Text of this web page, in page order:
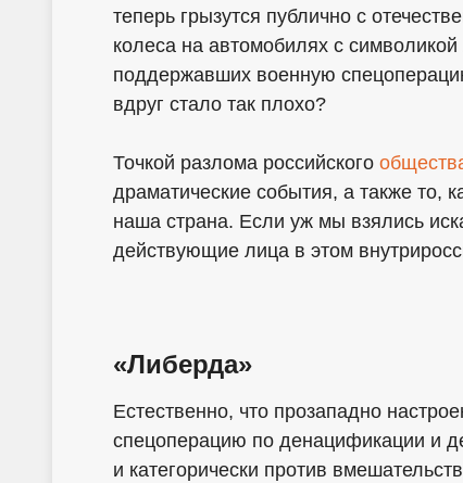
теперь грызутся публично с
колеса на автомобилях с
поддержавших военную
вдруг стало так плохо?
Точкой разлома российского
драматические события, а также то,
наша страна. Если уж мы взялись
действующие лица в этом
«Либерда»
Естественно, что прозападно
спецоперацию по денацификации и
и категорически против